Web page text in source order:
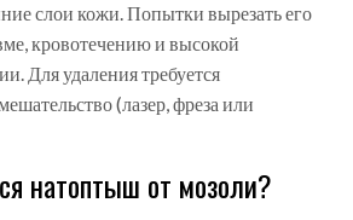
слои кожи. Попытки вырезать его
кровотечению и высокой
Для удаления требуется
(лазер, фреза или
натоптыш от мозоли?